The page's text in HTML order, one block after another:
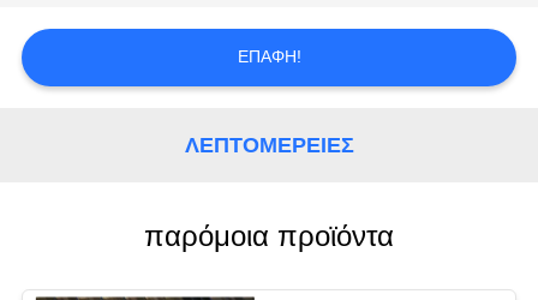
ΑΠΌΣΠΑΣΜΑ
SITEMAP
ΕΠΑΦΉ!
ΛΕΠΤΟΜΈΡΕΙΕΣ
παρόμοια προϊόντα